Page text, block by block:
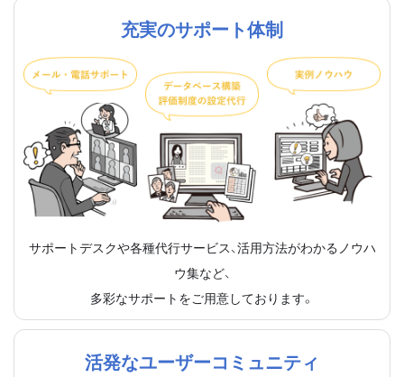
充実のサポート体制
サポートデスクや各種代行サービス、活用方法がわかるノウハ
ウ集など、
多彩なサポートをご用意しております。
活発なユーザーコミュニティ